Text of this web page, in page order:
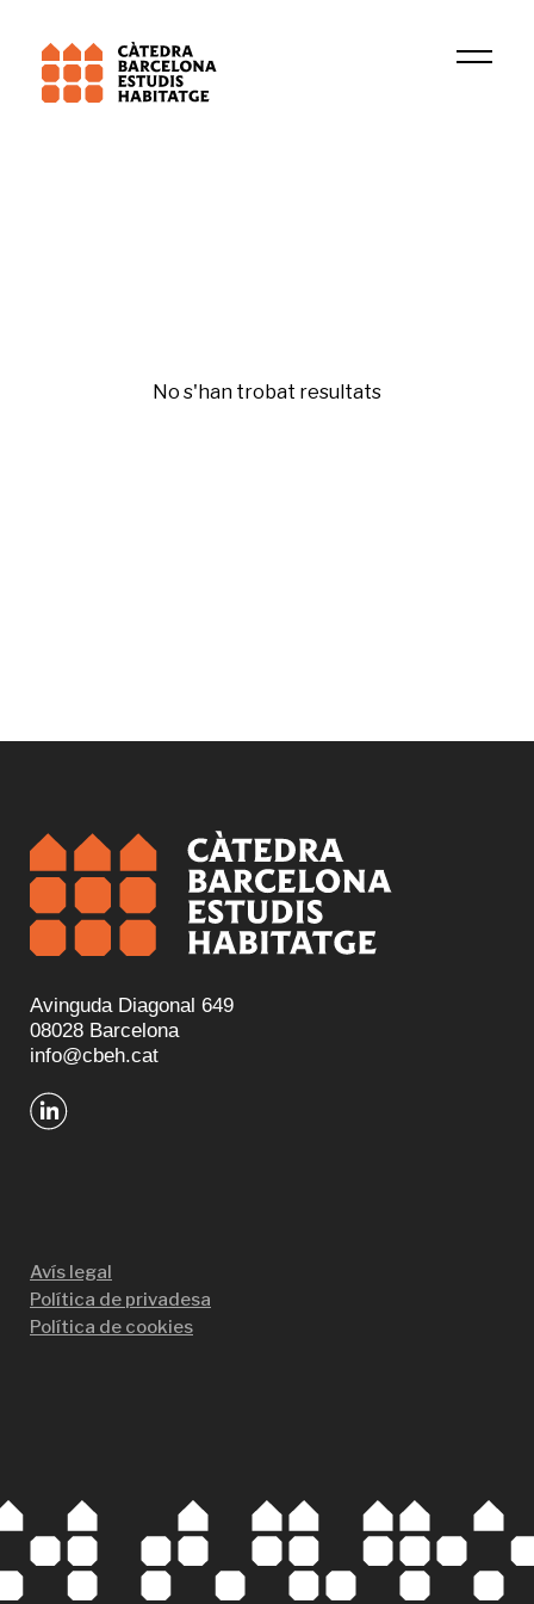
No s'han trobat resultats
Avinguda Diagonal 649
08028 Barcelona
info@cbeh.cat
Avís legal
Política de privadesa
Política de cookies